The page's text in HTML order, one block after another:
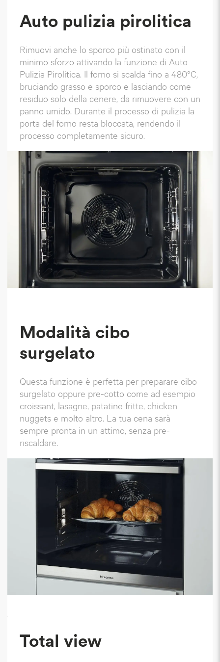
Auto pulizia pirolitica
Rimuovi anche lo sporco più ostinato con il
minimo sforzo attivando la funzione di Auto
Pulizia Pirolitica. Il forno si scalda fino a 480°C,
bruciando grasso e sporco e lasciando come
residuo solo della cenere, da rimuovere con un
panno umido. Durante il processo di pulizia la
porta del forno resta bloccata, rendendo il
processo completamente sicuro.
Modalità cibo
surgelato
Questa funzione è perfetta per preparare cibo
surgelato oppure pre-cotto come ad esempio
croissant, lasagne, patatine fritte, chicken
nuggets e molto altro. La tua cena sarà
sempre pronta in un attimo, senza pre-
riscaldare.
`
Total view